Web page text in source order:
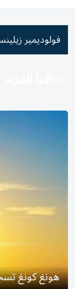
فولوديمير
هونغ كونغ